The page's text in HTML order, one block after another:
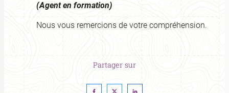
(Agent en formation)
Nous vous remercions de votre compréhension.
Partager sur